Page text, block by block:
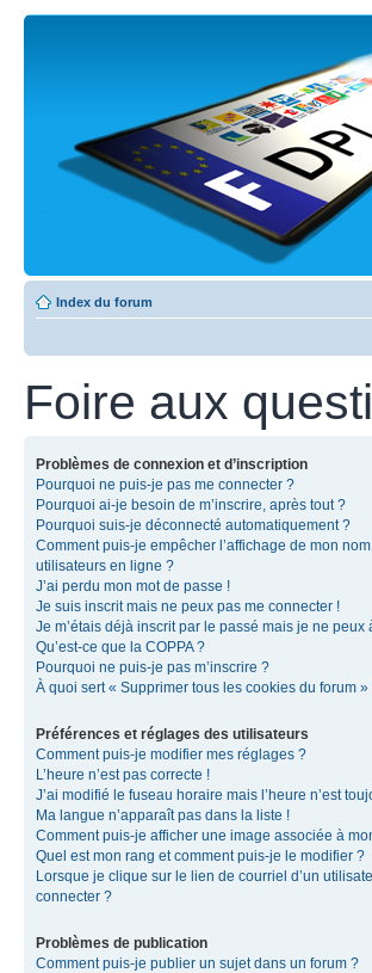
Index du forum
Foire aux
Problèmes de connexion et d’inscription
Pourquoi ne puis-je pas me connecter ?
Pourquoi ai-je besoin de m’inscrire, après tout ?
Pourquoi suis-je déconnecté automatiquement ?
Comment puis-je empêcher l’affichage de mon
utilisateurs en ligne ?
J’ai perdu mon mot de passe !
Je suis inscrit mais ne peux pas me connecter !
Je m’étais déjà inscrit par le passé mais je ne
Qu’est-ce que la COPPA ?
Pourquoi ne puis-je pas m’inscrire ?
À quoi sert « Supprimer tous les cookies du forum »
Préférences et réglages des utilisateurs
Comment puis-je modifier mes réglages ?
L’heure n’est pas correcte !
J’ai modifié le fuseau horaire mais l’heure n’est
Ma langue n’apparaît pas dans la liste !
Comment puis-je afficher une image associée à
Quel est mon rang et comment puis-je le modifier ?
Lorsque je clique sur le lien de courriel d’un
connecter ?
Problèmes de publication
Comment puis-je publier un sujet dans un forum ?